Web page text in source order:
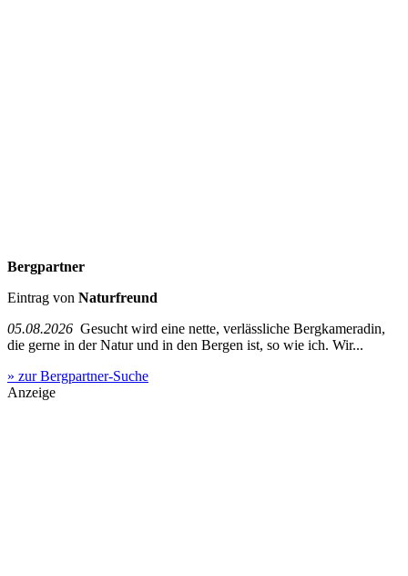
Bergpartner
Eintrag von Naturfreund
05.08.2026 Gesucht wird eine nette, verlässliche Bergkameradin,
die gerne in der Natur und in den Bergen ist, so wie ich. Wir...
» zur Bergpartner-Suche
Anzeige